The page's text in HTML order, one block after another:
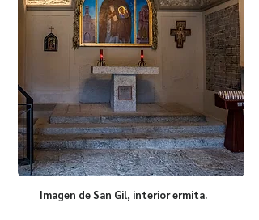
Imagen de San Gil, interior ermita.